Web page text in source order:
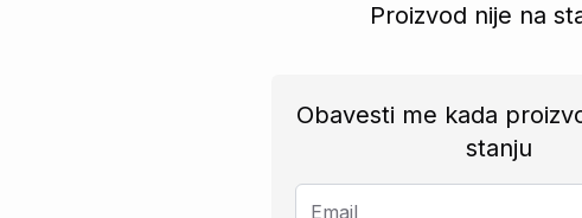
Proizvod nije na
Obavesti me kada
stanju